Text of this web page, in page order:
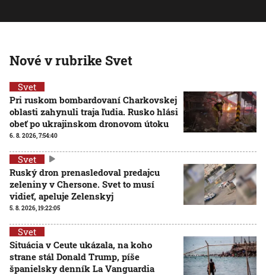
Nové v rubrike Svet
Svet
Pri ruskom bombardovaní Charkovskej
oblasti zahynuli traja ľudia. Rusko hlási
obeť po ukrajinskom dronovom útoku
6. 8. 2026, 7:54:40
Svet
Ruský dron prenasledoval predajcu
zeleniny v Chersone. Svet to musí
vidieť, apeluje Zelenskyj
5. 8. 2026, 19:22:05
Svet
Situácia v Ceute ukázala, na koho
strane stál Donald Trump, píše
španielsky denník La Vanguardia